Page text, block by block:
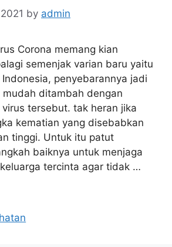
by admin
Corona memang kian
semenjak varian baru yaitu
penyebarannya jadi
ditambah dengan
tersebut. tak heran jika
kematian yang disebabkan
tinggi. Untuk itu patut
baiknya untuk menjaga
tercinta agar tidak …